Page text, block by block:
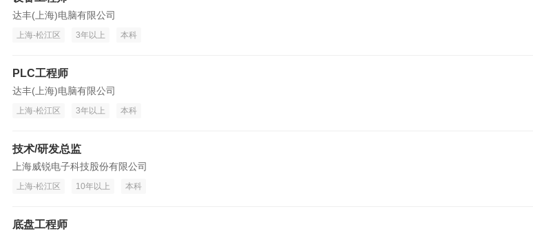
达丰(上海)电脑有限公司
上海-松江区 3年以上 本科
PLC工程师
达丰(上海)电脑有限公司
上海-松江区 3年以上 本科
技术/研发总监
上海威锐电子科技股份有限公司
上海-松江区 10年以上 本科
底盘工程师